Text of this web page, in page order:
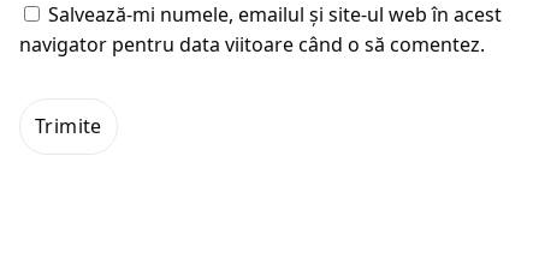
Salvează-mi numele, emailul și site-ul web în acest
navigator pentru data viitoare când o să comentez.